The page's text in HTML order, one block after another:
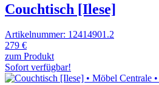
Couchtisch [Ilese]
Artikelnummer: 12414901.2
279 €
zum Produkt
Sofort verfügbar!